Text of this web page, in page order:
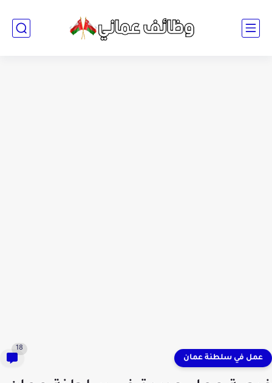
عمل في سلطنة عمان
18